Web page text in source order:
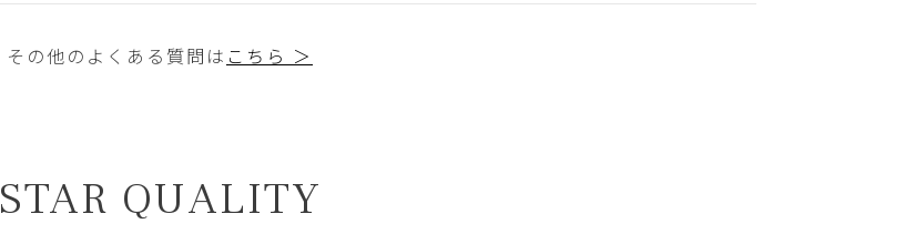
その他のよくある質問は こちら ＞
STAR QUALITY